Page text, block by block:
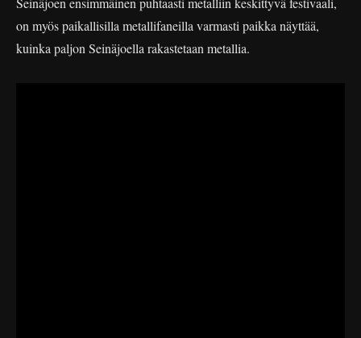
on myös paikallisilla metallifaneilla varmasti paikka näyttää,
kuinka paljon Seinäjoella rakastetaan metallia.